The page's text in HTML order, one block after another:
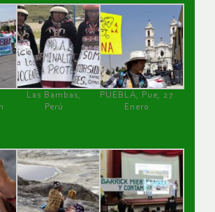
Las Bambas,
Perú
PUEBLA, Pue, 27
Enero